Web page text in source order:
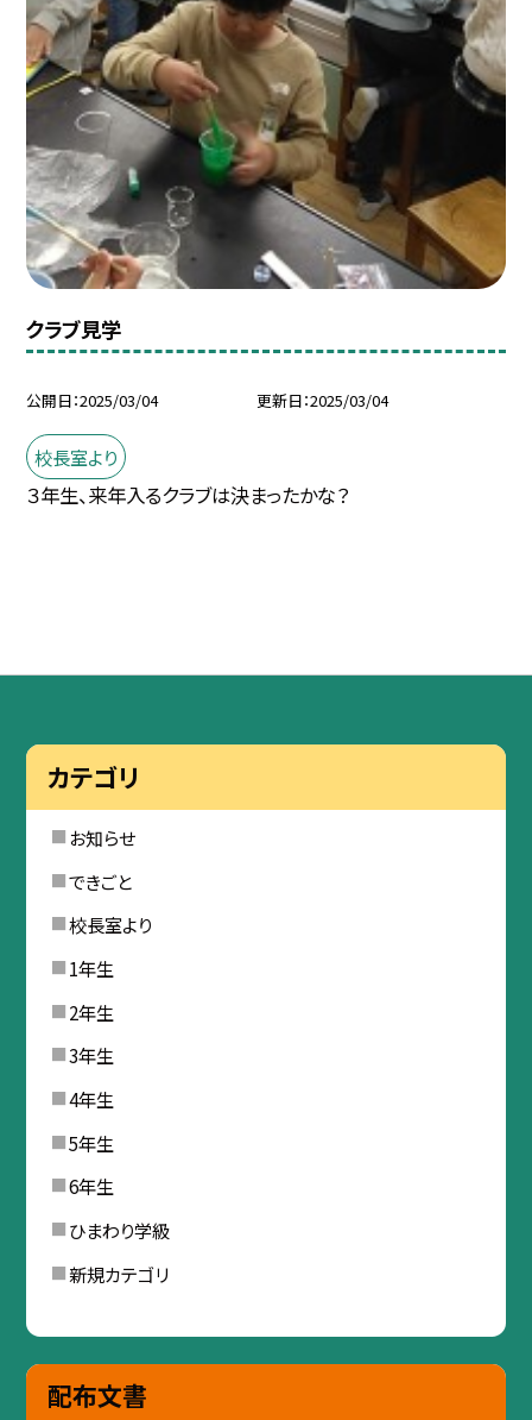
クラブ見学
公開日 2025/03/04 更新日 2025/03/04
校長室より
３年生、来年入るクラブは決まったかな？
カテゴリ
お知らせ
できごと
校長室より
1年生
2年生
3年生
4年生
5年生
6年生
ひまわり学級
新規カテゴリ
配布文書